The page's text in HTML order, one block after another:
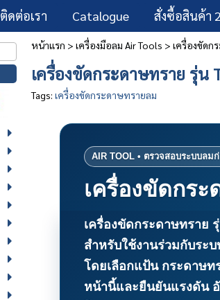
ติดต่อเรา Catalogue สั่งซื้อสินค้า
หน้าแรก > เครื่องมือลม Air Tools > เครื่องขัดก
เครื่องขัดกระดาษทราย รุ่น
Tags:เครื่องขัดกระดาษทรายลม
เครื่องขัดกระ
เครื่องขัดกระดาษทราย
สำหรับใช้งานร่วมกับระ
โดยเลือกแป้น กระดาษ
หน้านี้และยืนยันแรงดัน